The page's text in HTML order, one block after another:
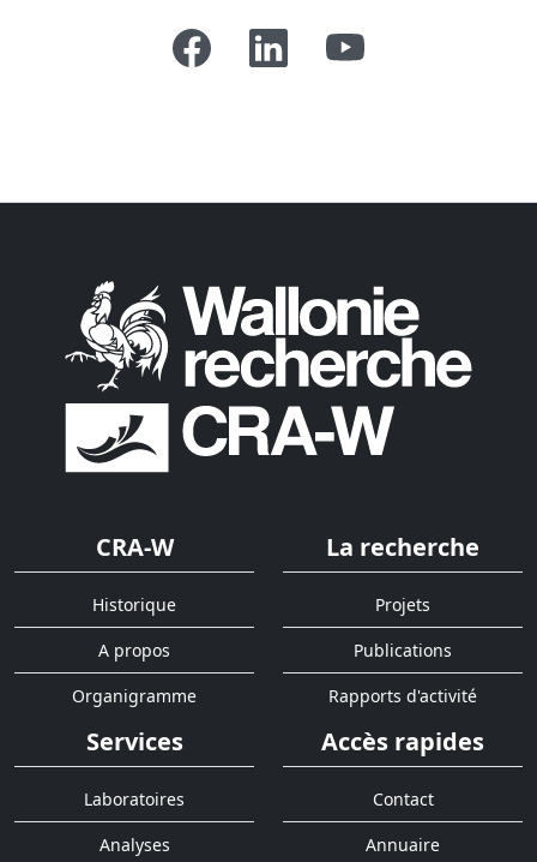
CRA-W
Historique
A propos
Organigramme
La recherche
Projets
Publications
Rapports d'activité
Services
Laboratoires
Analyses
Accès rapides
Contact
Annuaire